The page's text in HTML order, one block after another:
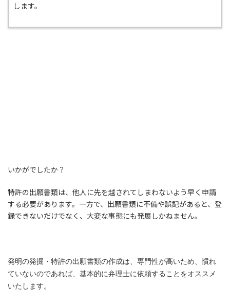
します。
いかがでしたか？
特許の出願書類は、他人に先を越されてしまわないよう早く申請
する必要があります。一方で、出願書類に不備や誤記があると、登
録できないだけでなく、大変な事態にも発展しかねません。
発明の発掘・特許の出願書類の作成は、専門性が高いため、慣れ
ていないのであれば、基本的に弁理士に依頼することをオススメ
いたします。